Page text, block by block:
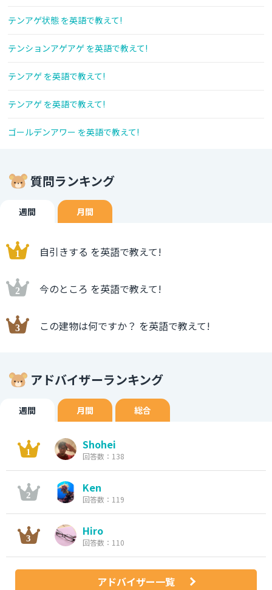
テンアゲ状態 を英語で教えて!
テンションアゲアゲ を英語で教えて!
テンアゲ を英語で教えて!
テンアゲ を英語で教えて!
ゴールデンアワー を英語で教えて!
質問ランキング
週間 月間
自引きする を英語で教えて!
今のところ を英語で教えて!
この建物は何ですか？ を英語で教えて!
アドバイザーランキング
週間 月間 総合
Shohei
回答数：138
Ken
回答数：119
Hiro
回答数：110
アドバイザー一覧